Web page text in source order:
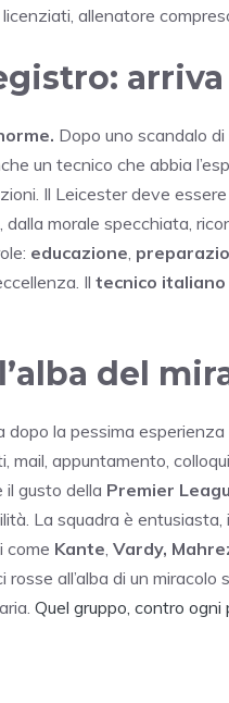
allenatore
Dopo uno scandalo
un tecnico che abbia
Il Leicester deve
morale specchiata,
educazione
Il tecnico italiano
del
dopo la pessima
mail, appuntamento,
il gusto della Premier
La squadra è
come Kante Vardy,
rosse all’alba di un
Quel gruppo, contro ogni